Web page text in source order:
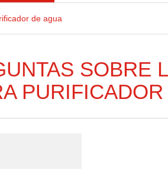
de agua
SOBRE